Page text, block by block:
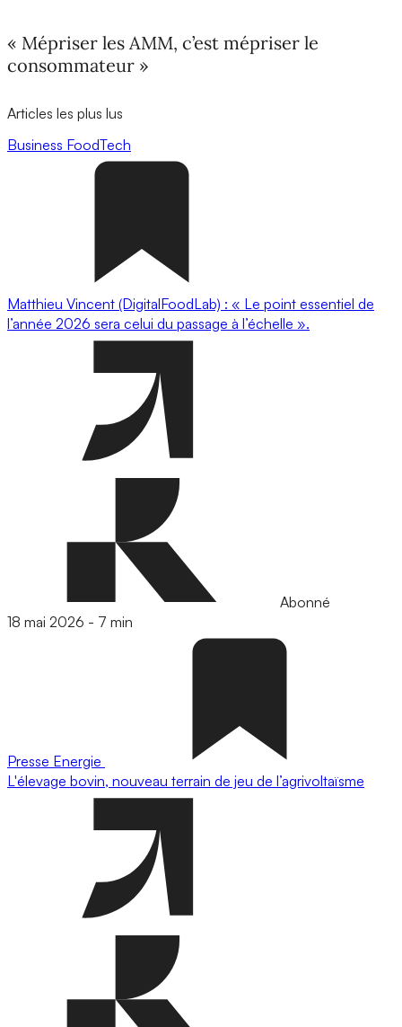
« Mépriser les AMM, c’est mépriser le
consommateur »
Articles les plus lus
Business FoodTech
Matthieu Vincent (DigitalFoodLab) : « Le point essentiel de
l’année 2026 sera celui du passage à l’échelle ».
Abonné
18 mai 2026 - 7 min
Presse Energie
L'élevage bovin, nouveau terrain de jeu de l’agrivoltaïsme